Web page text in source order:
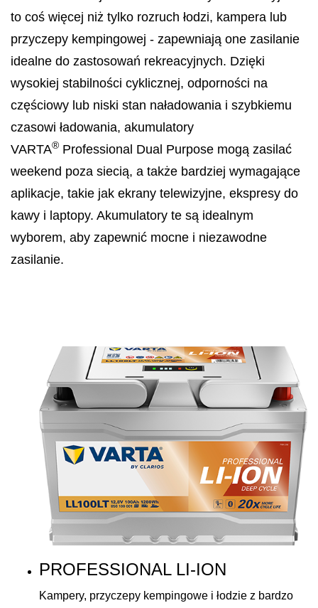
to coś więcej niż tylko rozruch łodzi, kampera lub
przyczepy kempingowej - zapewniają one zasilanie
idealne do zastosowań rekreacyjnych. Dzięki
wysokiej stabilności cyklicznej, odporności na
częściowy lub niski stan naładowania i szybkiemu
czasowi ładowania, akumulatory
VARTA® Professional Dual Purpose mogą zasilać
weekend poza siecią, a także bardziej wymagające
aplikacje, takie jak ekrany telewizyjne, ekspresy do
kawy i laptopy. Akumulatory te są idealnym
wyborem, aby zapewnić mocne i niezawodne
zasilanie.
PROFESSIONAL LI-ION
Kampery, przyczepy kempingowe i łodzie z bardzo